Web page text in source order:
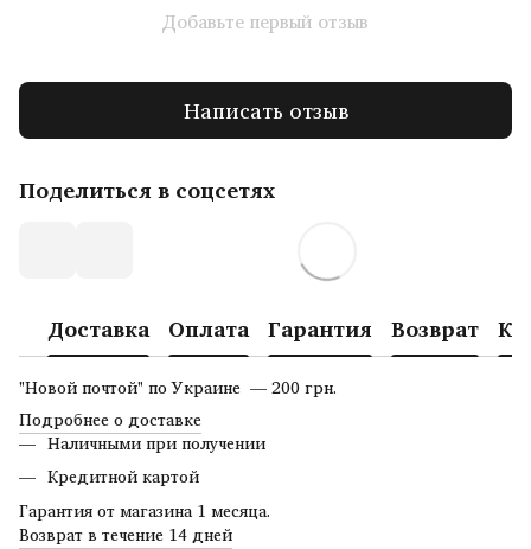
Добавьте первый отзыв
Написать отзыв
Поделиться в соцсетях
Доставка Оплата Гарантия Возврат
"Новой почтой" по Украине — 200 грн.
Подробнее о доставке
Наличными при получении
Кредитной картой
Гарантия от магазина 1 месяца.
Возврат в течение 14 дней